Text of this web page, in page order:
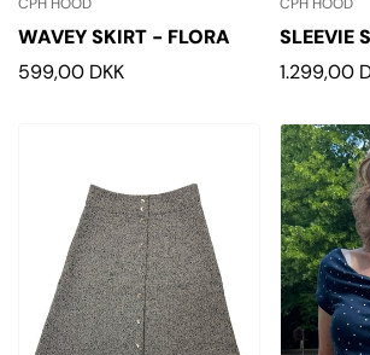
WAVEY SKIRT - FLORA
Normalpris
599,00 DKK
SLEEVIE
ORGANIC
1.299,00